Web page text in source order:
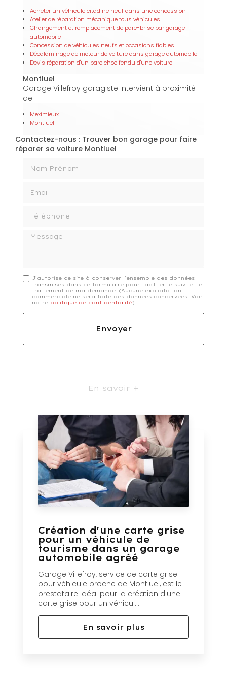
Acheter un véhicule citadine neuf dans une concession
Atelier de réparation mécanique tous véhicules
Changement et remplacement de pare-brise par garage
automobile
Concession de véhicules neufs et occasions fiables
Décalaminage de moteur de voiture dans garage automobile
Devis réparation d'un pare choc fendu d'une voiture
Montluel
Garage Villefroy garagiste intervient à proximité
de :
Meximieux
Montluel
Contactez-nous : Trouver bon garage pour faire
réparer sa voiture Montluel
Message
J'autorise ce site à conserver l'ensemble des données
transmises dans ce formulaire pour faciliter le suivi et le
traitement de ma demande.(Aucune exploitation
commerciale ne sera faite des données concervées. Voir
notre politique de confidentialité)
En savoir +
Création d'une carte grise
pour un véhicule de
tourisme dans un garage
automobile agréé
Garage Villefroy, service de carte grise
pour véhicule proche de Montluel, est le
prestataire idéal pour la création d'une
carte grise pour un véhicul...
En savoir plus